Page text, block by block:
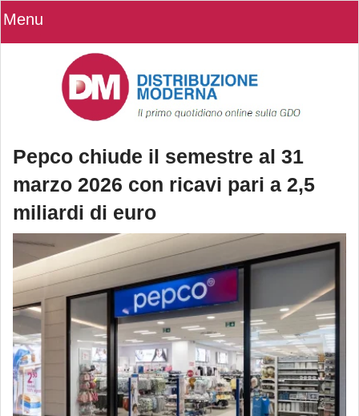
Menu
Pepco chiude il semestre al 31
marzo 2026 con ricavi pari a 2,5
miliardi di euro